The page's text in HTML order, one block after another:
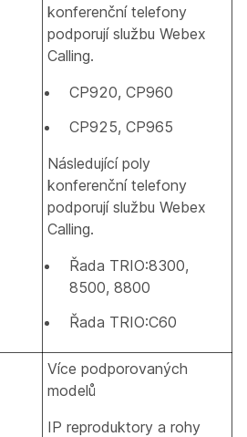
konferenční telefony
podporují službu Webex
Calling.
CP920, CP960
CP925, CP965
Následující poly
konferenční telefony
podporují službu Webex
Calling.
Řada TRIO:8300,
8500, 8800
Řada TRIO:C60
Více podporovaných
modelů
IP reproduktory a rohy